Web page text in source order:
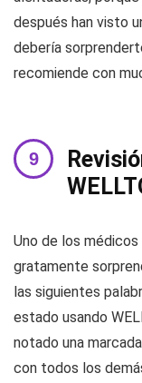
después han visto
debería
recomiende con
Uno de los
gratamente
las siguientes
estado usando
notado una
con todos los